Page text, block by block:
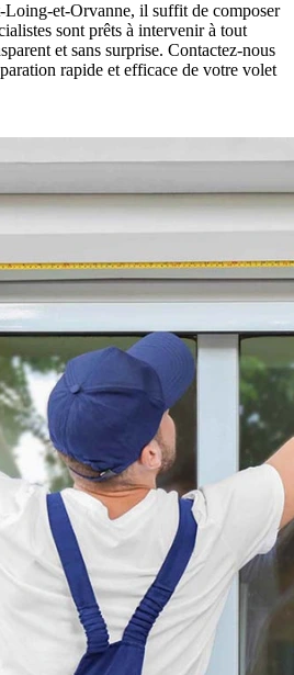
Loing-et-Orvanne, il suffit de composer
sont prêts à intervenir à tout
et sans surprise. Contactez-nous
rapide et efficace de votre volet